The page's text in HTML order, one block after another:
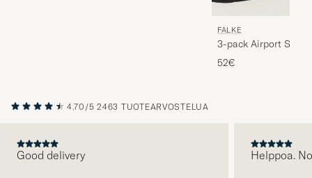
FALKE
3-pack Airport
Melange
52€
4.70/5 2463 TUOTEARVOSTELUA
Good delivery Helppoa.